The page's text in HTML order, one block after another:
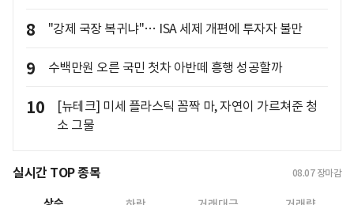
8 "강제 국장 복귀냐"… ISA 세제 개편에 투자자 불만
9 수백만원 오른 국민 첫차 아반떼 흥행 성공할까
10
[뉴테크] 미세 플라스틱 꼼짝 마, 자연이 가르쳐준 청
소 그물
실시간 TOP 종목 08.07 장마감